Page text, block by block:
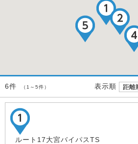
6件 （1～5件） 表示順
ルート17大宮バイパスTS